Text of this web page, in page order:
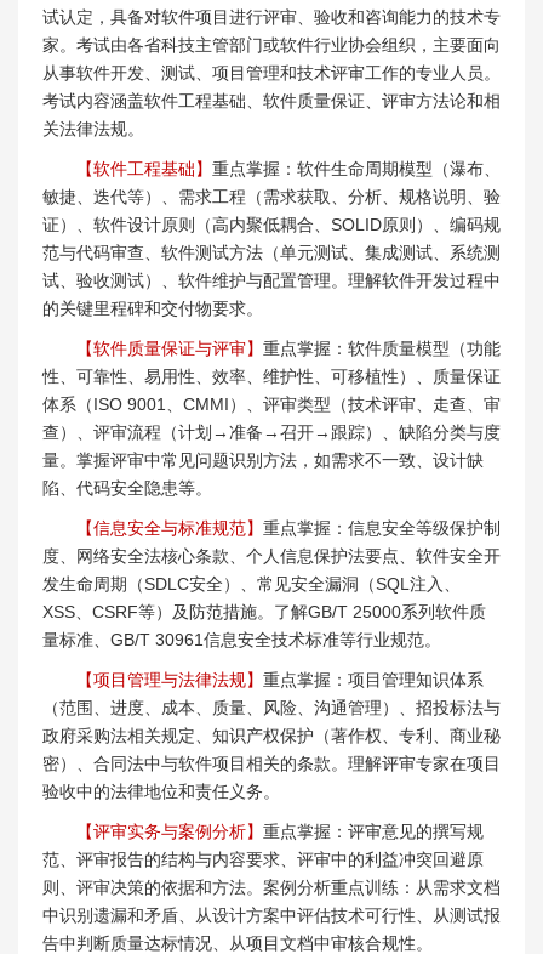
试认定，具备对软件项目进行评审、验收和咨询能力的技术专
家。考试由各省科技主管部门或软件行业协会组织，主要面向
从事软件开发、测试、项目管理和技术评审工作的专业人员。
考试内容涵盖软件工程基础、软件质量保证、评审方法论和相
关法律法规。
【软件工程基础】 重点掌握：软件生命周期模型（瀑布、
敏捷、迭代等）、需求工程（需求获取、分析、规格说明、验
证）、软件设计原则（高内聚低耦合、SOLID原则）、编码规
范与代码审查、软件测试方法（单元测试、集成测试、系统测
试、验收测试）、软件维护与配置管理。理解软件开发过程中
的关键里程碑和交付物要求。
【软件质量保证与评审】 重点掌握：软件质量模型（功能
性、可靠性、易用性、效率、维护性、可移植性）、质量保证
体系（ISO 9001、CMMI）、评审类型（技术评审、走查、审
查）、评审流程（计划→准备→召开→跟踪）、缺陷分类与度
量。掌握评审中常见问题识别方法，如需求不一致、设计缺
陷、代码安全隐患等。
【信息安全与标准规范】 重点掌握：信息安全等级保护制
度、网络安全法核心条款、个人信息保护法要点、软件安全开
发生命周期（SDLC安全）、常见安全漏洞（SQL注入、
XSS、CSRF等）及防范措施。了解GB/T 25000系列软件质
量标准、GB/T 30961信息安全技术标准等行业规范。
【项目管理与法律法规】 重点掌握：项目管理知识体系
（范围、进度、成本、质量、风险、沟通管理）、招投标法与
政府采购法相关规定、知识产权保护（著作权、专利、商业秘
密）、合同法中与软件项目相关的条款。理解评审专家在项目
验收中的法律地位和责任义务。
【评审实务与案例分析】 重点掌握：评审意见的撰写规
范、评审报告的结构与内容要求、评审中的利益冲突回避原
则、评审决策的依据和方法。案例分析重点训练：从需求文档
中识别遗漏和矛盾、从设计方案中评估技术可行性、从测试报
告中判断质量达标情况、从项目文档中审核合规性。